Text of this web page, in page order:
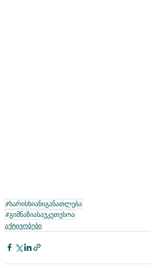
#ხარისხიანიგანათლება
#გიმნაზიასაუკეთესოა
აქტივობები